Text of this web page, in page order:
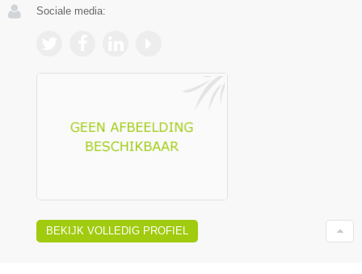
Sociale media:
BEKIJK VOLLEDIG PROFIEL